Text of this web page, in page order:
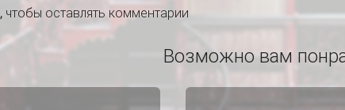
, чтобы оставлять комментарии
Возможно вам